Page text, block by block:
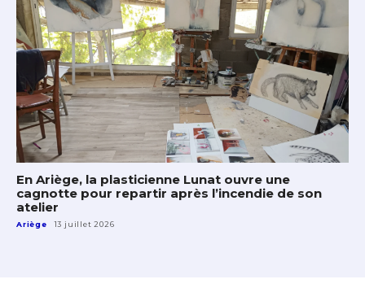
En Ariège, la plasticienne Lunat ouvre une
cagnotte pour repartir après l’incendie de son
atelier
Ariège 13 juillet 2026